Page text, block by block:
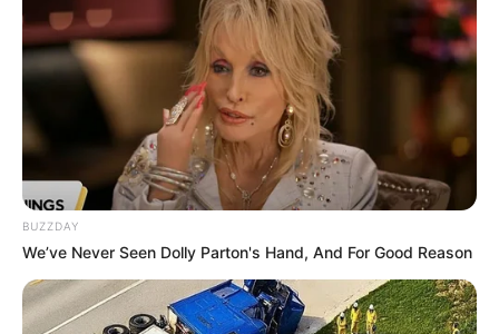
19:05 / 06 Avqust 2026 CƏMİYYƏT
Bəzi marşrutların hərəkətistiqamətləri
dəyişdi
BUZZDAY
We’ve Never Seen Dolly Parton's Hand, And For Good Reason